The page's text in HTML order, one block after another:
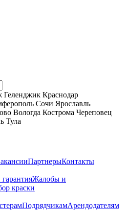
Геленджик Краснодар
Сочи Ярославль
Вологда Кострома Череповец
Тула
ПартнерыКонтакты
Жалобы и
краски
ПодрядчикамАрендодателям